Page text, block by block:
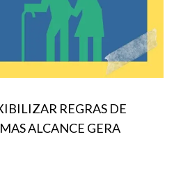
REGRAS DE
ALCANCE GERA